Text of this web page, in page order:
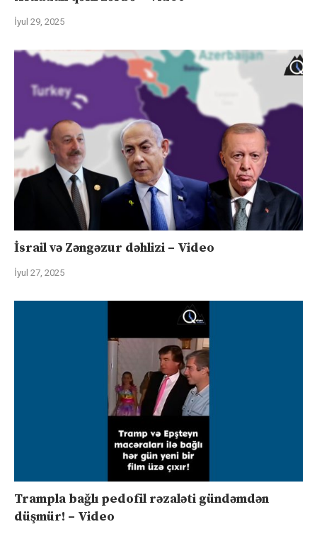
İyul 29, 2025
İsrail və Zəngəzur dəhlizi – Video
İyul 27, 2025
Trampla bağlı pedofil rəzaləti gündəmdən
düşmür! – Video